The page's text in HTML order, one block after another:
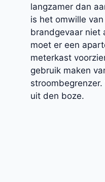
langzamer dan
is het omwille
brandgevaar niet
moet er een
meterkast
gebruik maken
uit den boze.